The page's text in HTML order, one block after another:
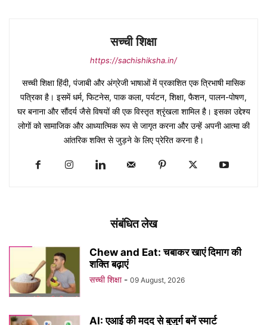
सच्ची शिक्षा
https://sachishiksha.in/
सच्ची शिक्षा हिंदी, पंजाबी और अंग्रेजी भाषाओं में प्रकाशित एक त्रिभाषी मासिक
पत्रिका है। इसमें धर्म, फिटनेस, पाक कला, पर्यटन, शिक्षा, फैशन, पालन-पोषण,
घर बनाना और सौंदर्य जैसे विषयों की एक विस्तृत श्रृंखला शामिल है। इसका उद्देश्य
लोगों को सामाजिक और आध्यात्मिक रूप से जागृत करना और उन्हें अपनी आत्मा की
आंतरिक शक्ति से जुड़ने के लिए प्रेरित करना है।
संबंधित लेख
Chew and Eat: चबाकर खाएं दिमाग की
शक्ति बढ़ाएं
सच्ची शिक्षा - 09 August, 2026
AI: एआई की मदद से बुजुर्ग बनें स्मार्ट